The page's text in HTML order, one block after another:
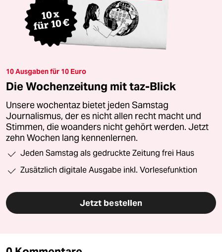
10 Ausgaben für 10 Euro
Die Wochenzeitung mit taz-Blick
Unsere wochentaz bietet jeden Samstag
Journalismus, der es nicht allen recht macht und
Stimmen, die woanders nicht gehört werden. Jetzt
zehn Wochen lang kennenlernen.
Jeden Samstag als gedruckte Zeitung frei Haus
Zusätzlich digitale Ausgabe inkl. Vorlesefunktion
Jetzt bestellen